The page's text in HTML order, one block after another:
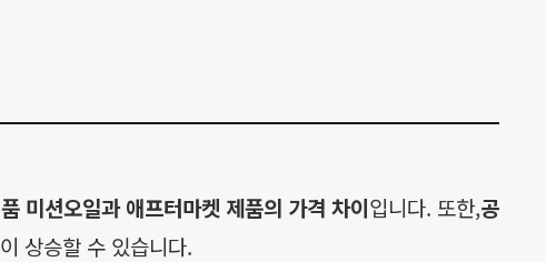
미션오일과 애프터마켓 제품의 가격 차이입니다. 또한,공
상승할 수 있습니다.